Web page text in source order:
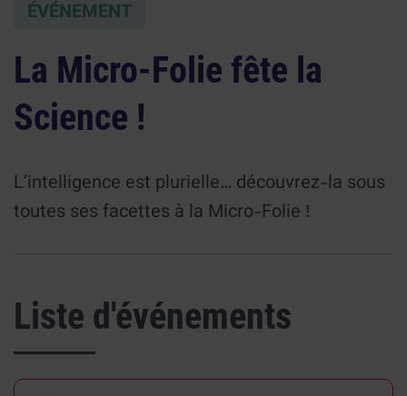
ÉVÉNEMENT
La Micro-Folie fête la
Science !
L’intelligence est plurielle… découvrez-la sous
toutes ses facettes à la Micro-Folie !
Liste d'événements